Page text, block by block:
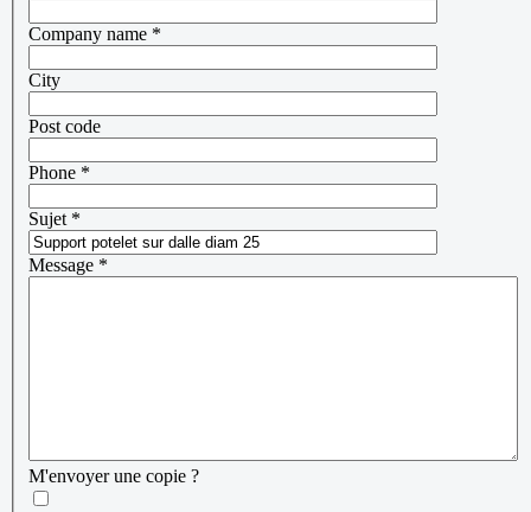
Company name *
City
Post code
Phone *
Sujet *
Message *
M'envoyer une copie ?